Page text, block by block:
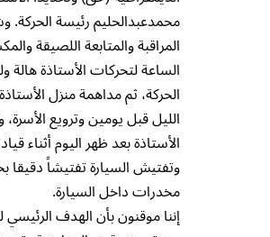
محمدعبدالحليم رئيسة
المراقبة والمتابعة اللصيقة
الساعة لتحركات الأستاذة هالة
الحركة، ثم مداهمة منزل
الليل قبل يومين وترويع
الأستاذة بعد ظهر اليوم أثناء
وتفتيش السيارة تفتيشاً دقيقا
مخدرات داخل السيارة.
إننا موقنون بأن الهدف